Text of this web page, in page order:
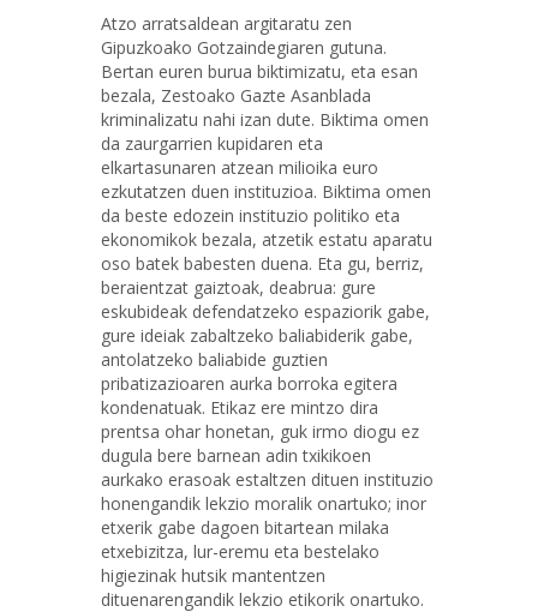
Atzo arratsaldean argitaratu zen
Gipuzkoako Gotzaindegiaren gutuna.
Bertan euren burua biktimizatu, eta esan
bezala, Zestoako Gazte Asanblada
kriminalizatu nahi izan dute. Biktima omen
da zaurgarrien kupidaren eta
elkartasunaren atzean milioika euro
ezkutatzen duen instituzioa. Biktima omen
da beste edozein instituzio politiko eta
ekonomikok bezala, atzetik estatu aparatu
oso batek babesten duena. Eta gu, berriz,
beraientzat gaiztoak, deabrua: gure
eskubideak defendatzeko espaziorik gabe,
gure ideiak zabaltzeko baliabiderik gabe,
antolatzeko baliabide guztien
pribatizazioaren aurka borroka egitera
kondenatuak. Etikaz ere mintzo dira
prentsa ohar honetan, guk irmo diogu ez
dugula bere barnean adin txikikoen
aurkako erasoak estaltzen dituen instituzio
honengandik lekzio moralik onartuko; inor
etxerik gabe dagoen bitartean milaka
etxebizitza, lur-eremu eta bestelako
higiezinak hutsik mantentzen
dituenarengandik lekzio etikorik onartuko.